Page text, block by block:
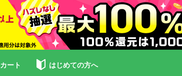
カート はじめての方へ